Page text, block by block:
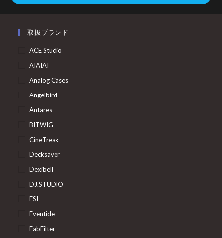
取扱ブランド
ACE Studio
AIAIAI
Analog Cases
Angelbird
Antares
BITWIG
CineTreak
Decksaver
Dexibell
DJ.STUDIO
ESI
Eventide
FabFilter